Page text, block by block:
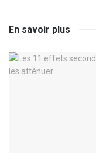
En savoir plus